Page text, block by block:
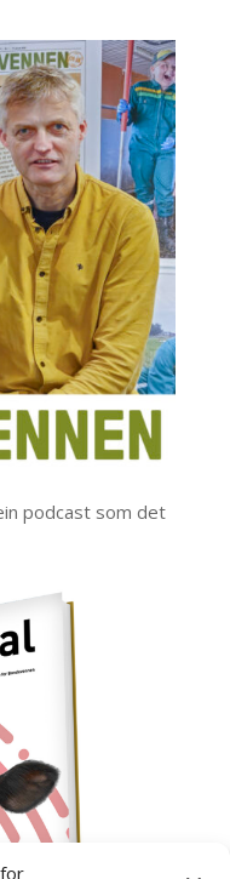
podcast som det